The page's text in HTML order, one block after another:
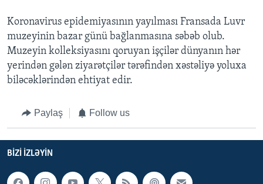
Koronavirus epidemiyasının yayılması Fransada Luvr
muzeyinin bazar günü bağlanmasına səbəb olub.
Muzeyin kolleksiyasını qoruyan işçilər dünyanın hər
yerindən gələn ziyarətçilər tərəfindən xəstəliyə yoluxa
biləcəklərindən ehtiyat edir.
Paylaş Follow us
BIZI IZLƏYIN